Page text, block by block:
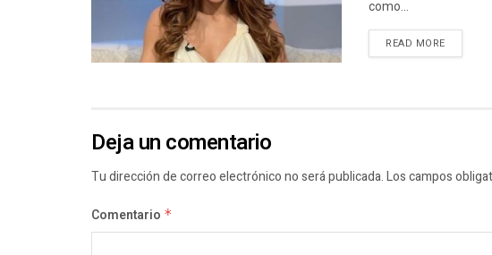
como...
READ MORE
Deja un comentario
Tu dirección de correo electrónico no será publicada.Los campos
Comentario *